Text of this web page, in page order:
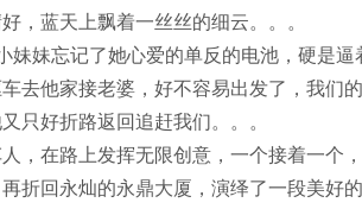
，蓝天上飘着一丝丝的细云。。。
妹妹忘记了她心爱的单反的电池，硬是
去他家接老婆，好不容易出发了，我
只好折路返回追赶我们。。。
，在路上发挥无限创意，一个接着一个
折回永灿的永鼎大厦，演绎了一段美好